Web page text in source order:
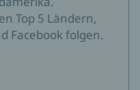
Top 5 Ländern,
Facebook folgen.